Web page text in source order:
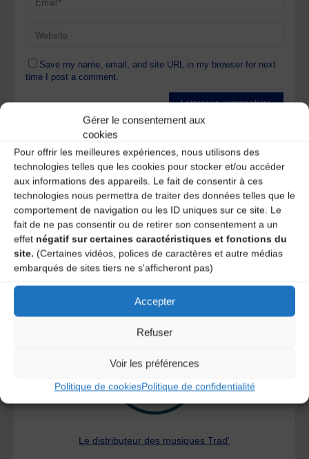
Gérer le consentement aux
cookies
Pour offrir les meilleures expériences, nous utilisons des
technologies telles que les cookies pour stocker et/ou accéder
aux informations des appareils. Le fait de consentir à ces
technologies nous permettra de traiter des données telles que le
comportement de navigation ou les ID uniques sur ce site. Le
fait de ne pas consentir ou de retirer son consentement a un
effet négatif sur certaines caractéristiques et fonctions du
site. (Certaines vidéos, polices de caractères et autre médias
embarqués de sites tiers ne s'afficheront pas)
Accepter
Refuser
Voir les préférences
Politique de cookiesPolitique de confidentialité
Save my name, email, and site URL in my browser for next
time I post a comment.
Ce site utilise Akismet pour réduire les indésirables.
commentaires sont traitées.
A DECOUVRIR :
Le distributeur des musiques Trad'